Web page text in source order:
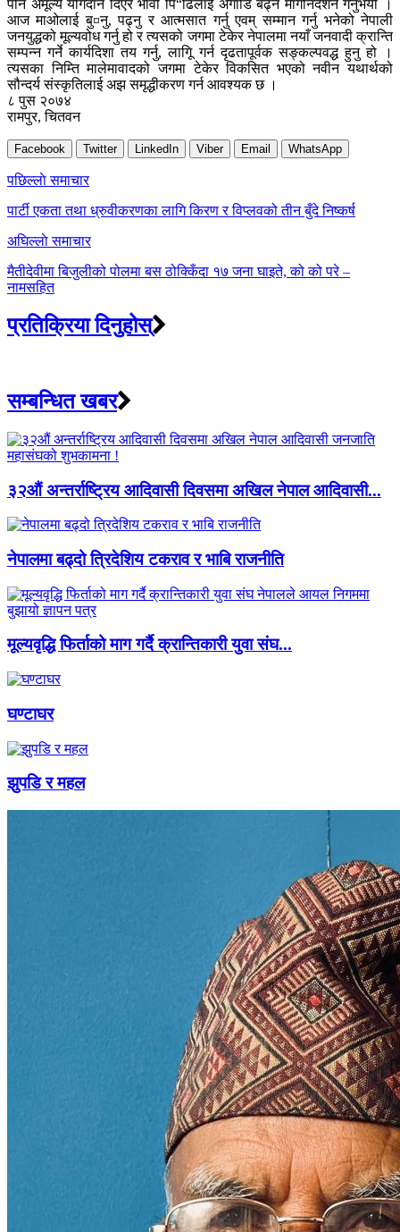
पनि अमूल्य योगदान दिएर भावी पि“ढिलाई अगाडि बढ्ने मार्गनिर्देशन गर्नुभयो ।
आज माओलाई बु¤नु, पढ्नु र आत्मसात गर्नु एवम् सम्मान गर्नु भनेको नेपाली
जनयुद्धको मूल्यवोध गर्नु हो र त्यसको जगमा टेकेर नेपालमा नयाँ जनवादी क्रान्ति
सम्पन्न गर्ने कार्यदिशा तय गर्नु, लागिू गर्न दृढतापूर्वक सङ्कल्पवद्ध हुनु हो ।
त्यसका निम्ति मालेमावादको जगमा टेकेर विकसित भएको नवीन यथार्थको
सौन्दर्य संस्कृतिलाई अझ समृद्धीकरण गर्न आवश्यक छ ।
८ पुस २०७४
रामपुर, चितवन
Facebook Twitter LinkedIn Viber Email WhatsApp
Post
navigation
पछिल्लाे समाचार
पार्टी एकता तथा ध्रुवीकरणका लागि किरण र विप्लवको तीन बुँदे निष्कर्ष
अघिल्लाे समाचार
मैतीदेवीमा बिजुलीको पोलमा बस ठोक्किँदा १७ जना घाइते, को को परे –
नामसहित
प्रतिक्रिया दिनुहोस्
सम्बन्धित खबर
३२औं अन्तर्राष्ट्रिय आदिवासी दिवसमा अखिल नेपाल आदिवासी...
नेपालमा बढ्दो त्रिदेशिय टकराव र भाबि राजनीति
मूल्यवृद्धि फिर्ताको माग गर्दै क्रान्तिकारी युवा संघ...
घण्टाघर
झुपडि र महल